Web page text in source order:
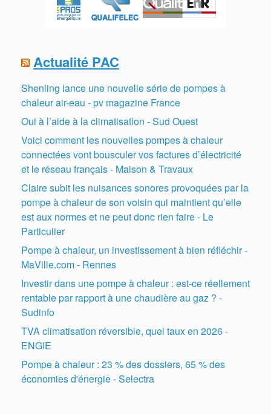
Actualité PAC
Shenling lance une nouvelle série de pompes à
chaleur air-eau - pv magazine France
Oui à l’aide à la climatisation - Sud Ouest
Voici comment les nouvelles pompes à chaleur
connectées vont bousculer vos factures d’électricité
et le réseau français - Maison & Travaux
Claire subit les nuisances sonores provoquées par la
pompe à chaleur de son voisin qui maintient qu’elle
est aux normes et ne peut donc rien faire - Le
Particulier
Pompe à chaleur, un investissement à bien réfléchir -
MaVille.com - Rennes
Investir dans une pompe à chaleur : est-ce réellement
rentable par rapport à une chaudière au gaz ? -
Sudinfo
TVA climatisation réversible, quel taux en 2026 -
ENGIE
Pompe à chaleur : 23 % des dossiers, 65 % des
économies d'énergie - Selectra